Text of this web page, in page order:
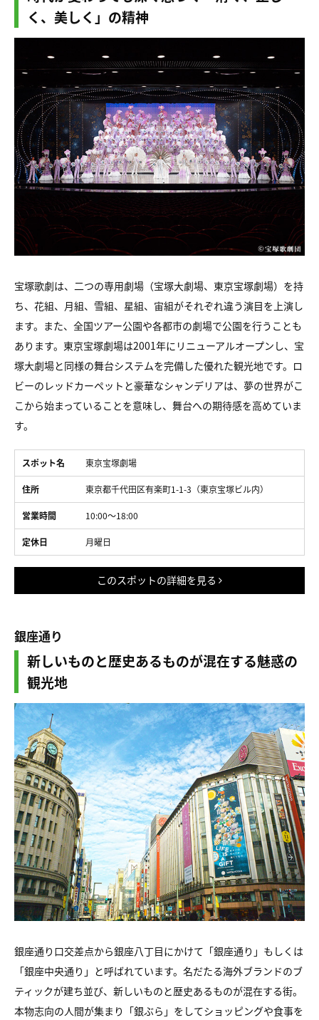
く、美しく」の精神
宝塚歌劇は、二つの専用劇場（宝塚大劇場、東京宝塚劇場）を持
ち、花組、月組、雪組、星組、宙組がそれぞれ違う演目を上演し
ます。また、全国ツアー公園や各都市の劇場で公園を行うことも
あります。東京宝塚劇場は2001年にリニューアルオープンし、宝
塚大劇場と同様の舞台システムを完備した優れた観光地です。ロ
ビーのレッドカーペットと豪華なシャンデリアは、夢の世界がこ
こから始まっていることを意味し、舞台への期待感を高めていま
す。
スポット名 東京宝塚劇場
住所 東京都千代田区有楽町1-1-3（東京宝塚ビル内）
営業時間 10:00～18:00
定休日 月曜日
このスポットの詳細を見る
銀座通り
新しいものと歴史あるものが混在する魅惑の
観光地
銀座通り口交差点から銀座八丁目にかけて「銀座通り」もしくは
「銀座中央通り」と呼ばれています。名だたる海外ブランドのブ
ティックが建ち並び、新しいものと歴史あるものが混在する街。
本物志向の人間が集まり「銀ぶら」をしてショッピングや食事を